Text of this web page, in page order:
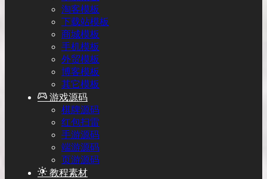
淘客模板
下载站模板
商城模板
手机模板
外贸模板
博客模板
其它模板
游戏源码
棋牌源码
红包扫雷
手游源码
端游源码
页游源码
教程素材